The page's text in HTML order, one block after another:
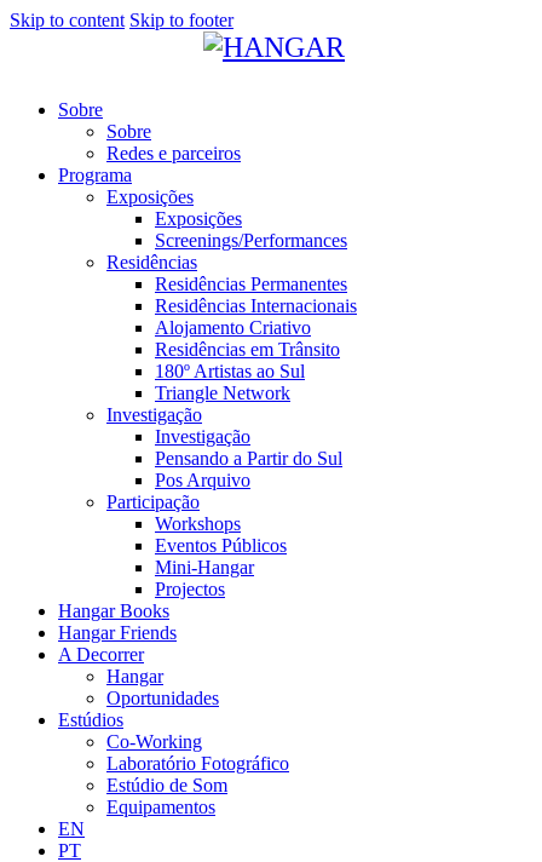
Skip to content Skip to footer
Sobre
Sobre
Redes e parceiros
Programa
Exposições
Exposições
Screenings/Performances
Residências
Residências Permanentes
Residências Internacionais
Alojamento Criativo
Residências em Trânsito
180º Artistas ao Sul
Triangle Network
Investigação
Investigação
Pensando a Partir do Sul
Pos Arquivo
Participação
Workshops
Eventos Públicos
Mini-Hangar
Projectos
Hangar Books
Hangar Friends
A Decorrer
Hangar
Oportunidades
Estúdios
Co-Working
Laboratório Fotográfico
Estúdio de Som
Equipamentos
EN
PT